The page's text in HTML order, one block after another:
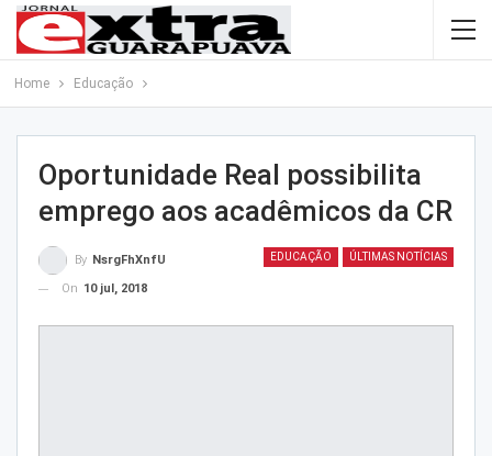
Home Educação
Oportunidade Real possibilita
emprego aos acadêmicos da CR
EDUCAÇÃO ÚLTIMAS NOTÍCIAS
By NsrgFhXnfU
On 10 jul, 2018